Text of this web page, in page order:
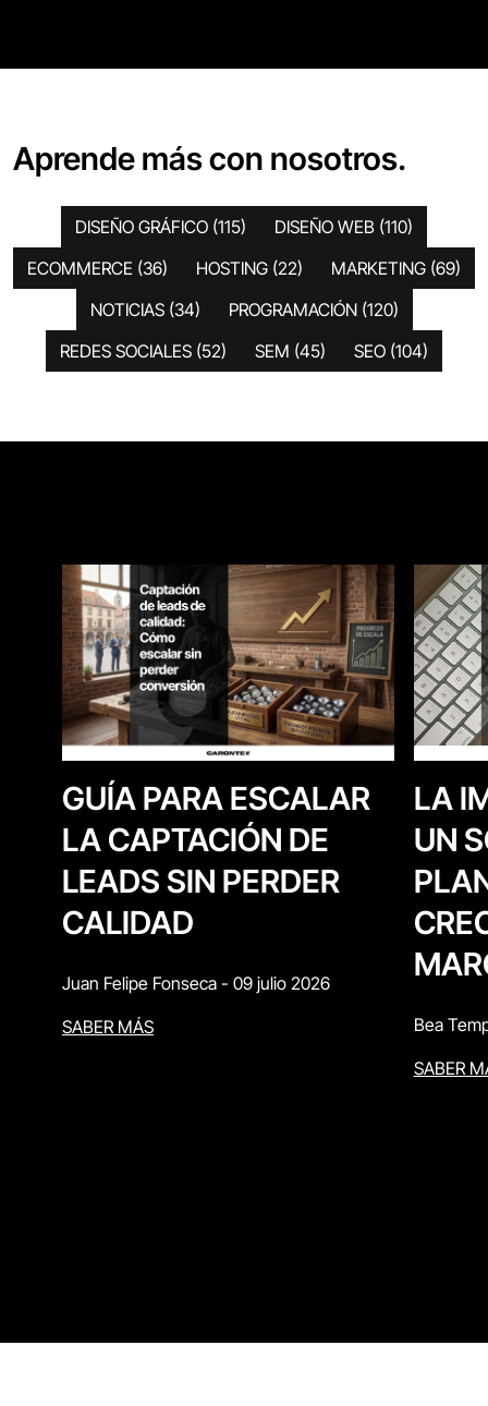
Aprende más con nosotros.
DISEÑO GRÁFICO (115) DISEÑO WEB (110)
ECOMMERCE (36) HOSTING (22) MARKETING (69)
NOTICIAS (34) PROGRAMACIÓN (120)
REDES SOCIALES (52) SEM (45) SEO (104)
GUÍA PARA ESCALAR
LA CAPTACIÓN DE
LEADS SIN PERDER
CALIDAD
Juan Felipe Fonseca - 09 julio 2026
SABER MÁS
LA
UN
Bea
SABER